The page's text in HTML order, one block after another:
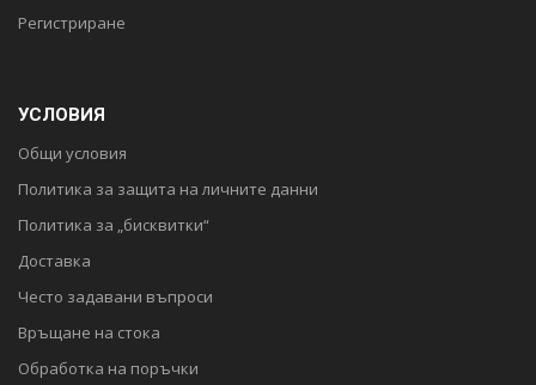
Регистриране
УСЛОВИЯ
Общи условия
Политика за защита на личните данни
Политика за „бисквитки“
Доставка
Често задавани въпроси
Връщане на стока
Обработка на поръчки